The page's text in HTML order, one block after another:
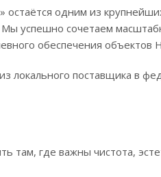
остаётся одним из
успешно сочетаем
обеспечения объектов
локального поставщика в
там, где важны чистота,